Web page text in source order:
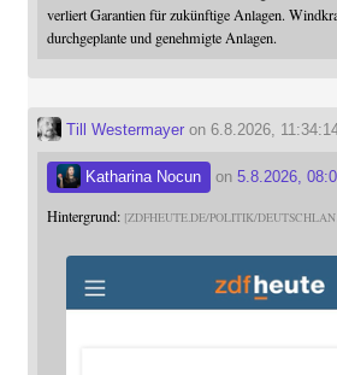
verliert Garantien für zukünftige Anlagen.
durchgeplante und genehmigte Anlagen.
Till Westermayeron 6.8.2026,
Katharina Nocun on 5.8.2026,
Hintergrund: ZDFHEUTE.DE/POLITIK/DEUTSCHLAN